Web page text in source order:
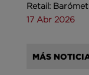
Retail:
17 Abr 2026
MÁS